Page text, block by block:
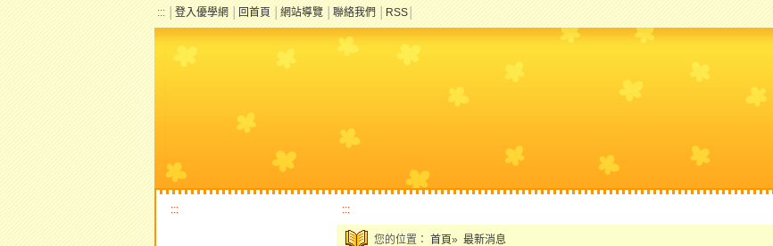
::: 登入優學網 回首頁 網站導覽 聯絡我們 RSS
::: :::
您的位置： 首頁» 最新消息